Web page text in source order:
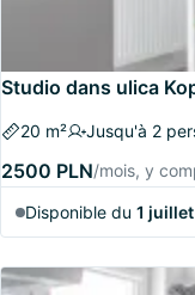
Studio dans ulica
20 m² Jusqu'à 2
2500 PLN/mois, y
Disponible du 1 juillet